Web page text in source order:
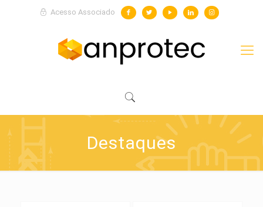
Acesso Associado
Destaques